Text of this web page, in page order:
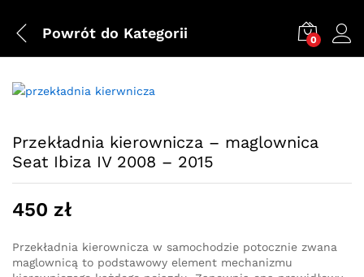
Powrót do Kategorii 0
Przekładnia kierownicza – maglownica
Seat Ibiza IV 2008 – 2015
450 zł
Przekładnia kierownicza w samochodzie potocznie zwana
maglownicą to podstawowy element mechanizmu